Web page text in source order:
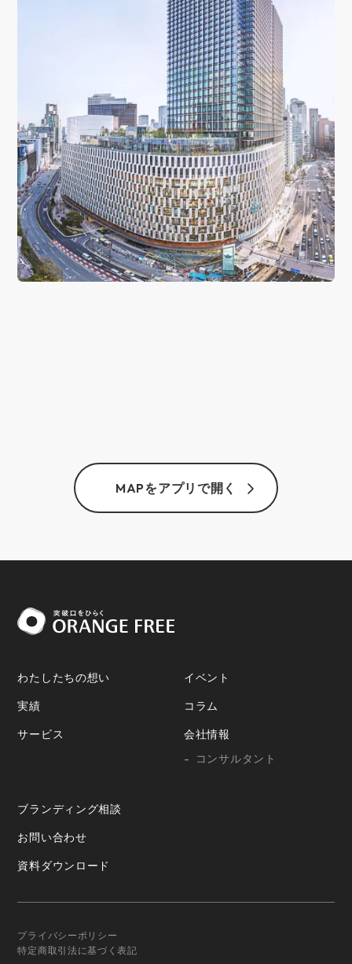
MAPをアプリで開く
わたしたちの想い
実績
サービス
イベント
コラム
会社情報
コンサルタント
ブランディング相談
お問い合わせ
資料ダウンロード
プライバシーポリシー
特定商取引法に基づく表記